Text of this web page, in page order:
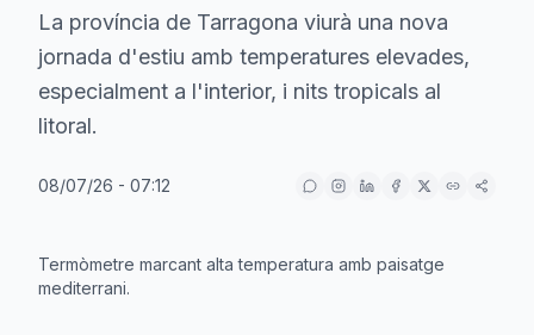
La província de Tarragona viurà una nova
jornada d'estiu amb temperatures elevades,
especialment a l'interior, i nits tropicals al
litoral.
08/07/26 - 07:12
Termòmetre marcant alta temperatura amb paisatge
mediterrani.